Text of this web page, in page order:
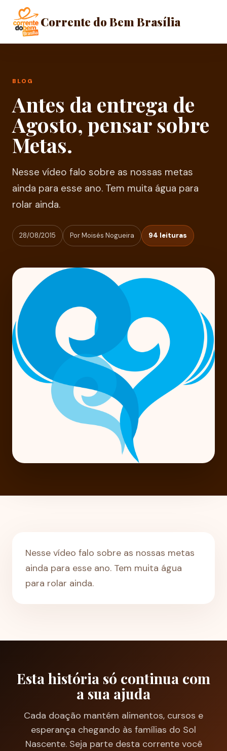
Corrente do Bem Brasília
BLOG
Antes da entrega de
Agosto, pensar sobre
Metas.
Nesse vídeo falo sobre as nossas metas
ainda para esse ano. Tem muita água para
rolar ainda.
28/08/2015 Por Moisés Nogueira 94 leituras
Nesse vídeo falo sobre as nossas metas
ainda para esse ano. Tem muita água
para rolar ainda.
Esta história só continua com
a sua ajuda
Cada doação mantém alimentos, cursos e
esperança chegando às famílias do Sol
Nascente. Seja parte desta corrente você